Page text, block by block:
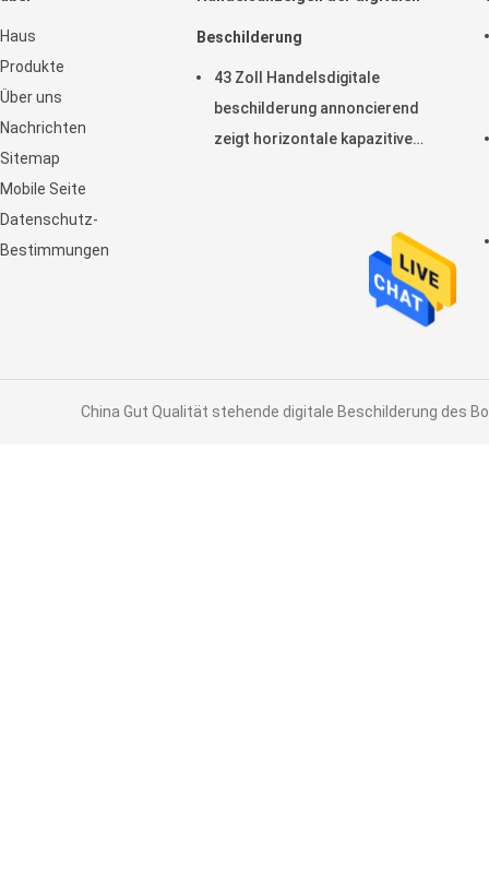
Haus
Produkte
Über uns
Nachrichten
Sitemap
Mobile Seite
Datenschutz-
Bestimmungen
Beschilderung
43 Zoll Handelsdigitale
beschilderung annoncierend
zeigt horizontale kapazitive
China Gut Qualität stehende digitale Beschilderung des